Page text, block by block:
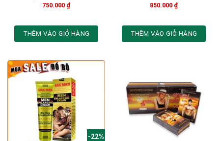
750.000 ₫
THÊM VÀO GIỎ HÀNG
850.000 ₫
THÊM VÀO GIỎ HÀNG
-22%